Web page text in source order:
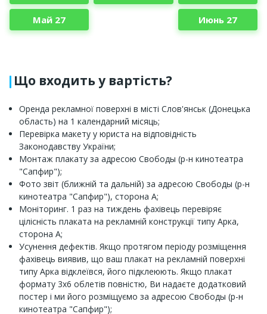
Май 27 Июнь 27
Що входить у вартість?
Оренда рекламної поверхні в місті Слов'янськ (Донецька
область) на 1 календарний місяць;
Перевірка макету у юриста на відповідність
Законодавству України;
Монтаж плакату за адресою Свободы (р-н кинотеатра
"Сапфир");
Фото звіт (ближній та дальній) за адресою Свободы (р-н
кинотеатра "Сапфир"), сторона А;
Моніторинг. 1 раз на тиждень фахівець перевіряє
цілісність плаката на рекламній конструкції типу Арка,
сторона А;
Усунення дефектів. Якщо протягом періоду розміщення
фахівець виявив, що ваш плакат на рекламній поверхні
типу Арка відклеївся, його підклеюють. Якщо плакат
формату 3х6 облетів повністю, Ви надаєте додатковий
постер і ми його розміщуємо за адресою Свободы (р-н
кинотеатра "Сапфир");